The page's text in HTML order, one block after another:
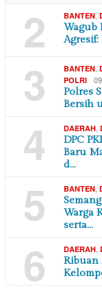
2 BANTEN
Wagub
3 BANTEN
POLRI
Polres
Bersih
4 DAERAH
DPC
Baru
d…
5 BANTEN
Warga
serta…
6 DAERAH
Ribuan